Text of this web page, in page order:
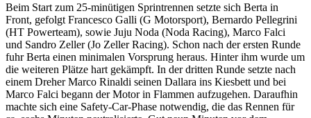
Beim Start zum 25-minütigen Sprintrennen setzte sich Berta in
Front, gefolgt Francesco Galli (G Motorsport), Bernardo Pellegrini
(HT Powerteam), sowie Juju Noda (Noda Racing), Marco Falci
und Sandro Zeller (Jo Zeller Racing). Schon nach der ersten Runde
fuhr Berta einen minimalen Vorsprung heraus. Hinter ihm wurde um
die weiteren Plätze hart gekämpft. In der dritten Runde setzte nach
einem Dreher Marco Rinaldi seinen Dallara ins Kiesbett und bei
Marco Falci begann der Motor in Flammen aufzugehen. Daraufhin
machte sich eine Safety-Car-Phase notwendig, die das Rennen für